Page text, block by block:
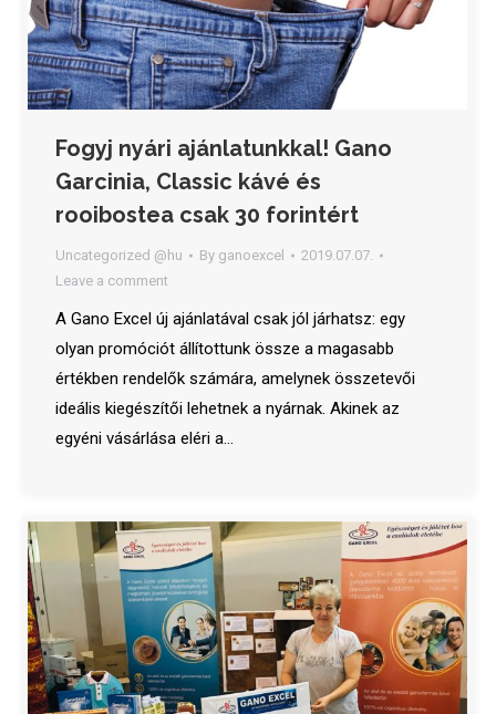
Fogyj nyári ajánlatunkkal! Gano
Garcinia, Classic kávé és
rooibostea csak 30 forintért
Uncategorized @hu By ganoexcel
2019.07.07.
Leave a comment
A Gano Excel új ajánlatával csak jól járhatsz: egy
olyan promóciót állítottunk össze a magasabb
értékben rendelők számára, amelynek összetevői
ideális kiegészítői lehetnek a nyárnak. Akinek az
egyéni vásárlása eléri a…